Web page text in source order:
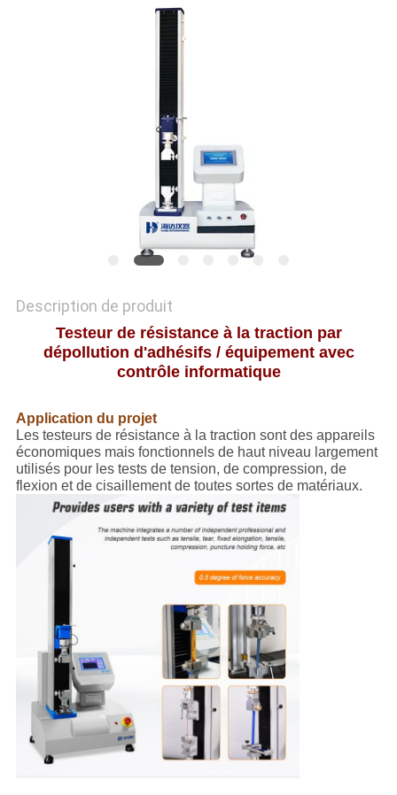
POLITIQUE
CONFIDENTIALITÉ
Description de produit
Testeur de résistance à la traction par
dépollution d'adhésifs / équipement avec
contrôle informatique
Application du projet
Les testeurs de résistance à la traction sont des appareils
économiques mais fonctionnels de haut niveau largement
utilisés pour les tests de tension, de compression, de
flexion et de cisaillement de toutes sortes de matériaux.